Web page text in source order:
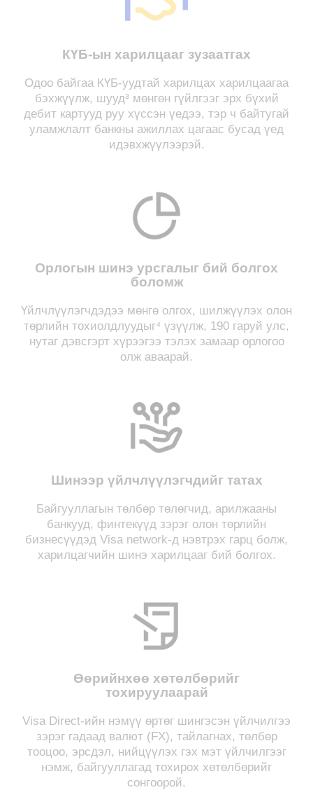
КҮБ-ын харилцааг зузаатгах
Одоо байгаа КҮБ-уудтай харилцах харилцаагаа
бэхжүүлж, шууд³ мөнгөн гүйлгээг эрх бүхий
дебит картууд руу хүссэн үедээ, тэр ч байтугай
уламжлалт банкны ажиллах цагаас бусад үед
идэвхжүүлээрэй.
Орлогын шинэ урсгалыг бий болгох
боломж
Үйлчлүүлэгчдэдээ мөнгө олгох, шилжүүлэх олон
төрлийн тохиолдлуудыг⁴ үзүүлж, 190 гаруй улс,
нутаг дэвсгэрт хүрээгээ тэлэх замаар орлогоо
олж аваарай.
Шинээр үйлчлүүлэгчдийг татах
Байгууллагын төлбөр төлөгчид, арилжааны
банкууд, финтекүүд зэрэг олон төрлийн
бизнесүүдэд Visa network-д нэвтрэх гарц болж,
харилцагчийн шинэ харилцааг бий болгох.
Өөрийнхөө хөтөлбөрийг
тохируулаарай
Visa Direct-ийн нэмүү өртөг шингэсэн үйлчилгээ
зэрэг гадаад валют (FX), тайлагнах, төлбөр
тооцоо, эрсдэл, нийцүүлэх гэх мэт үйлчилгээг
нэмж, байгууллагад тохирох хөтөлбөрийг
сонгоорой.